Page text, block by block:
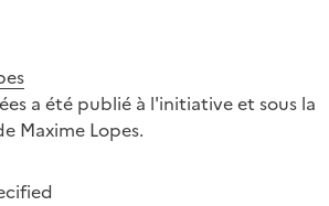
a été publié à l'initiative et sous la
Maxime Lopes.